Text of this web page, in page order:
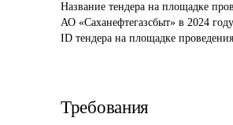
Название тендера на площадке
АО «Саханефтегазсбыт» в 2024 году
ID тендера на площадке
Требования